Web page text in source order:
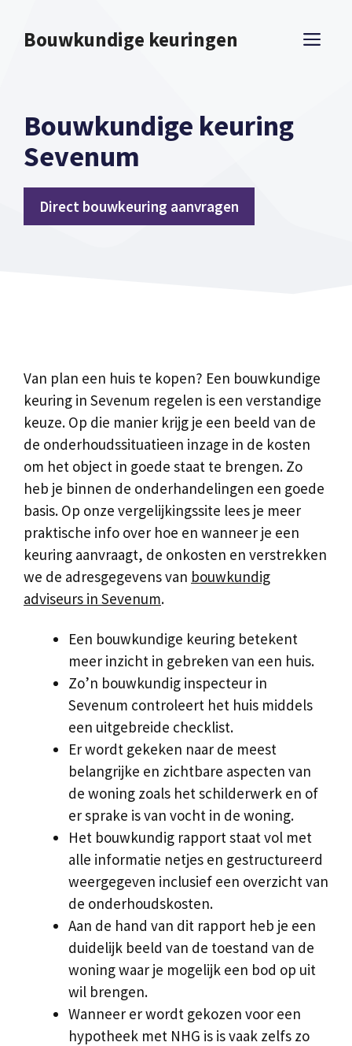
naarBouwkundige keuringen
Bouwkundige keuring
Sevenum
Direct bouwkeuring aanvragen
Van plan een huis te kopen? Een bouwkundige
keuring in Sevenum regelen is een verstandige
keuze. Op die manier krijg je een beeld van de
de onderhoudssituatieen inzage in de kosten
om het object in goede staat te brengen. Zo
heb je binnen de onderhandelingen een goede
basis. Op onze vergelijkingssite lees je meer
praktische info over hoe en wanneer je een
keuring aanvraagt, de onkosten en verstrekken
we de adresgegevens van bouwkundig
adviseurs in Sevenum.
Een bouwkundige keuring betekent
meer inzicht in gebreken van een huis.
Zo’n bouwkundig inspecteur in
Sevenum controleert het huis middels
een uitgebreide checklist.
Er wordt gekeken naar de meest
belangrijke en zichtbare aspecten van
de woning zoals het schilderwerk en of
er sprake is van vocht in de woning.
Het bouwkundig rapport staat vol met
alle informatie netjes en gestructureerd
weergegeven inclusief een overzicht van
de onderhoudskosten.
Aan de hand van dit rapport heb je een
duidelijk beeld van de toestand van de
woning waar je mogelijk een bod op uit
wil brengen.
Wanneer er wordt gekozen voor een
hypotheek met NHG is is vaak zelfs zo